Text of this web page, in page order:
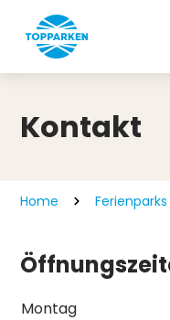
Kontakt
Home Ferienparks
Montag